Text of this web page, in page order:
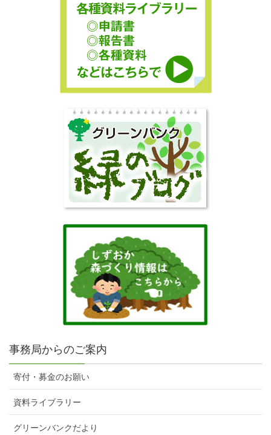
事務局からのご案内
寄付・募金のお願い
資料ライブラリー
グリーンバンクだより